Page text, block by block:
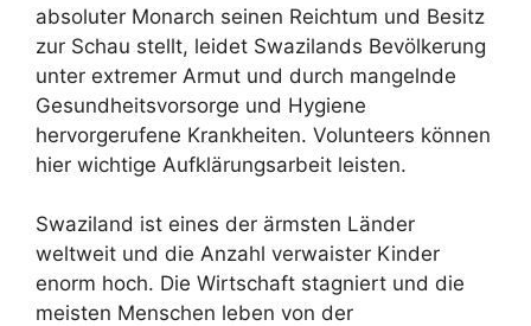
absoluter Monarch seinen Reichtum und Besitz
zur Schau stellt, leidet Swazilands Bevölkerung
unter extremer Armut und durch mangelnde
Gesundheitsvorsorge und Hygiene
hervorgerufene Krankheiten. Volunteers können
hier wichtige Aufklärungsarbeit leisten.
Swaziland ist eines der ärmsten Länder
weltweit und die Anzahl verwaister Kinder
enorm hoch. Die Wirtschaft stagniert und die
meisten Menschen leben von der